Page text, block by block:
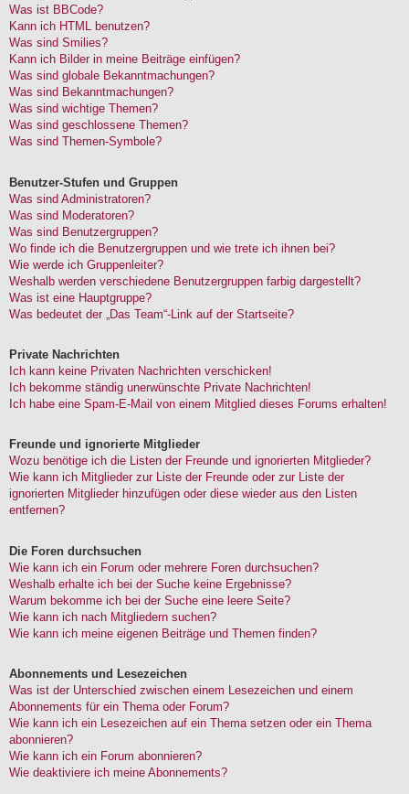
Was ist BBCode?
Kann ich HTML benutzen?
Was sind Smilies?
Kann ich Bilder in meine Beiträge einfügen?
Was sind globale Bekanntmachungen?
Was sind Bekanntmachungen?
Was sind wichtige Themen?
Was sind geschlossene Themen?
Was sind Themen-Symbole?
Benutzer-Stufen und Gruppen
Was sind Administratoren?
Was sind Moderatoren?
Was sind Benutzergruppen?
Wo finde ich die Benutzergruppen und wie trete ich ihnen bei?
Wie werde ich Gruppenleiter?
Weshalb werden verschiedene Benutzergruppen farbig dargestellt?
Was ist eine Hauptgruppe?
Was bedeutet der „Das Team“-Link auf der Startseite?
Private Nachrichten
Ich kann keine Privaten Nachrichten verschicken!
Ich bekomme ständig unerwünschte Private Nachrichten!
Ich habe eine Spam-E-Mail von einem Mitglied dieses Forums erhalten!
Freunde und ignorierte Mitglieder
Wozu benötige ich die Listen der Freunde und ignorierten Mitglieder?
Wie kann ich Mitglieder zur Liste der Freunde oder zur Liste der
ignorierten Mitglieder hinzufügen oder diese wieder aus den Listen
entfernen?
Die Foren durchsuchen
Wie kann ich ein Forum oder mehrere Foren durchsuchen?
Weshalb erhalte ich bei der Suche keine Ergebnisse?
Warum bekomme ich bei der Suche eine leere Seite?
Wie kann ich nach Mitgliedern suchen?
Wie kann ich meine eigenen Beiträge und Themen finden?
Abonnements und Lesezeichen
Was ist der Unterschied zwischen einem Lesezeichen und einem
Abonnements für ein Thema oder Forum?
Wie kann ich ein Lesezeichen auf ein Thema setzen oder ein Thema
abonnieren?
Wie kann ich ein Forum abonnieren?
Wie deaktiviere ich meine Abonnements?